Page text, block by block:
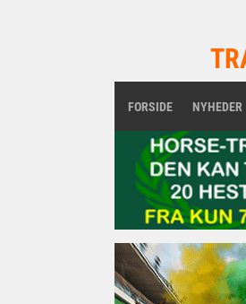
FORSIDE NYHEDER